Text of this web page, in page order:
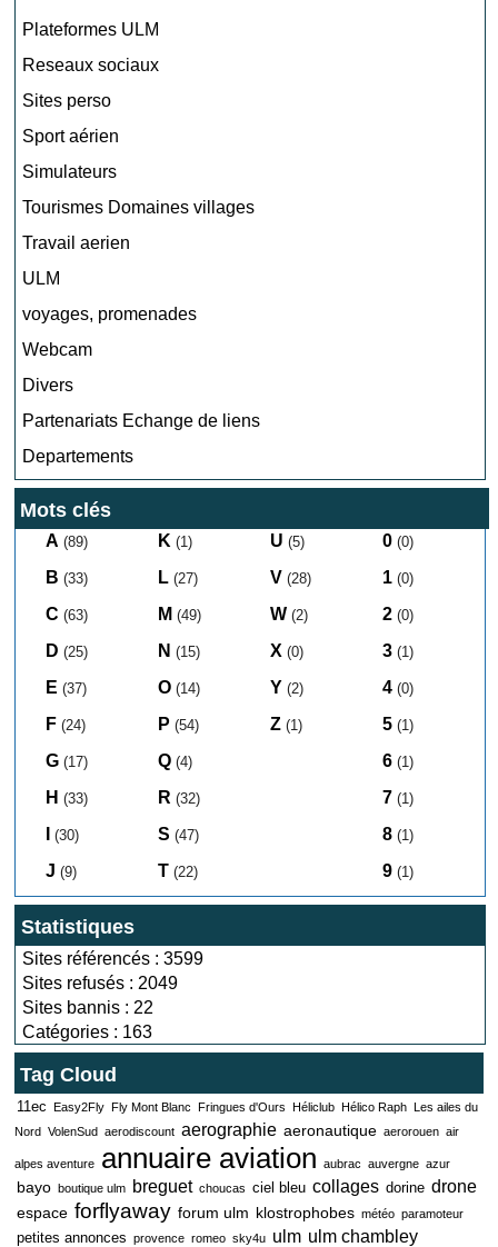
Plateformes ULM
Reseaux sociaux
Sites perso
Sport aérien
Simulateurs
Tourismes Domaines villages
Travail aerien
ULM
voyages, promenades
Webcam
Divers
Partenariats Echange de liens
Departements
Mots clés
A (89)
B (33)
C (63)
D (25)
E (37)
F (24)
G (17)
H (33)
(30)
J (9)
K (1)
L (27)
M (49)
N (15)
O (14)
P (54)
Q (4)
R (32)
S (47)
T (22)
U (5)
V (28)
W (2)
X (0)
Y (2)
Z (1)
0 (0)
1 (0)
2 (0)
3 (1)
4 (0)
5 (1)
6 (1)
7 (1)
8 (1)
9 (1)
Statistiques
Sites référencés : 3599
Sites refusés : 2049
Sites bannis : 22
Catégories : 163
Tag Cloud
11ec Easy2Fly Fly Mont Blanc Fringues d'Ours Héliclub Hélico Raph Les ailes du
Nord VolenSud aerodiscount aerographie aeronautique aerorouen air
alpes aventure annuaire aviation aubrac auvergne azur
bayo boutique ulm breguet choucas ciel bleu collages dorine drone
espace forflyaway forum ulm klostrophobes météo paramoteur
petites annonces provence romeo sky4u ulm ulm chambley